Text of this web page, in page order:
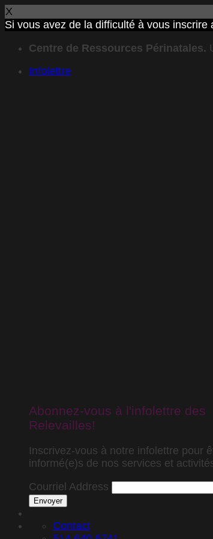
X
Si vous avez de la difficulté à vous
Centre de Ressources Périnatales.
Infolettre
Abonnez-vous à l'infolettre des
Relevailles!
Inscrivez-vous à notre infolettre pour
informé(e)s de nos services et
Courriel Address
Envoyer
Contact